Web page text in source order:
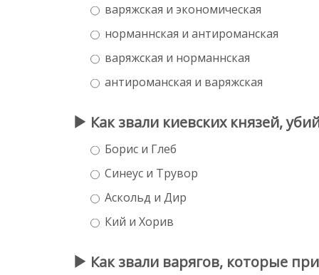
варяжская и экономическая
норманнская и антироманская
варяжская и норманнская
антироманская и варяжская
Как звали киевских князей,
Борис и Глеб
Синеус и Трувор
Аскольд и Дир
Кий и Хорив
Как звали варягов, которые